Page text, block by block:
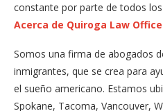
constante por parte de todos
Acerca de Quiroga Law Office
Somos una firma de abogados
inmigrantes, que se crea para
el sueño americano. Estamos
Spokane, Tacoma, Vancouver,